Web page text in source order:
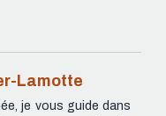
Lamotte
je vous guide dans